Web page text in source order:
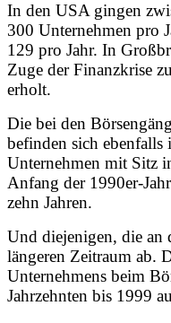
In den USA gingen
300 Unternehmen pro
129 pro Jahr. In
Zuge der Finanzkrise
erholt.
Die bei den
befinden sich ebenfalls
Unternehmen mit Sitz
Anfang der 1990er-
zehn Jahren.
Und diejenigen, die an
längeren Zeitraum ab.
Unternehmens beim
Jahrzehnten bis 1999